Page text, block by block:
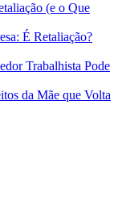
(e o Que
É Retaliação?
Trabalhista Pode
da Mãe que Volta